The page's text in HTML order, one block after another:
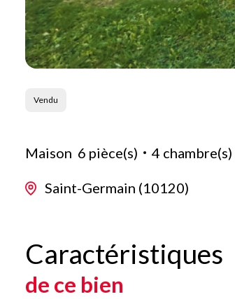
Vendu
Maison 6 pièce(s) 4 chambre(s)
Saint-Germain (10120)
Caractéristiques
de ce bien